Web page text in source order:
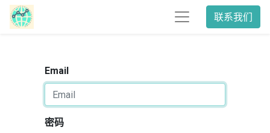
联系我们
Email
密码